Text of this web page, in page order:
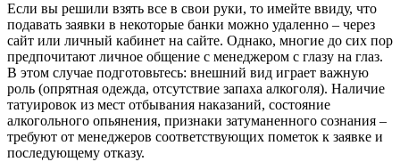
Если вы решили взять все в свои руки, то имейте ввиду, что
подавать заявки в некоторые банки можно удаленно – через
сайт или личный кабинет на сайте. Однако, многие до сих пор
предпочитают личное общение с менеджером с глазу на глаз.
В этом случае подготовьтесь: внешний вид играет важную
роль (опрятная одежда, отсутствие запаха алкоголя). Наличие
татуировок из мест отбывания наказаний, состояние
алкогольного опьянения, признаки затуманенного сознания –
требуют от менеджеров соответствующих пометок к заявке и
последующему отказу.